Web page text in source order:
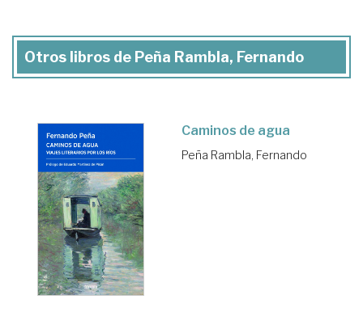
Otros libros de Peña Rambla, Fernando
Caminos de agua
Peña Rambla, Fernando